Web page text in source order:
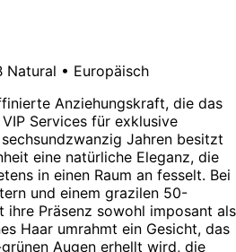
Natural • Europäisch
Anziehungskraft, die das
Services für exklusive
Jahren besitzt
eine natürliche Eleganz, die
in einen Raum an fesselt. Bei
und einem grazilen 50-
ihre Präsenz sowohl imposant als
Haar umrahmt ein Gesicht, das
Augen erhellt wird, die